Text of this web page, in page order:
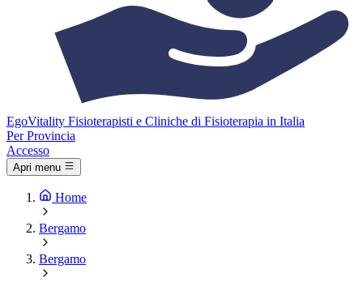
EgoVitality Fisioterapisti e Cliniche di Fisioterapia in Italia
Per Provincia
Accesso
Apri menu
Home
Bergamo
Bergamo